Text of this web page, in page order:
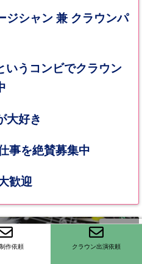
ジシャン 兼 クラウンパ
いうコンビでクラウン
大好き
事を絶賛募集中
歓迎
願いします／
作依頼 クラウン出演依頼